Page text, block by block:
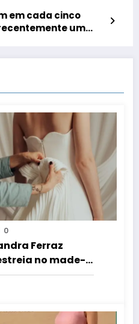
em cada cinco
um
0
Ferraz
no made-